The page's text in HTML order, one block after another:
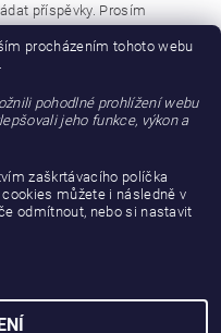
příspěvky. Prosím
procházením tohoto webu
pohodlné prohlížení webu
jeho funkce, výkon a
zaškrtávacího políčka
můžete i následně v
odmítnout, nebo si nastavit